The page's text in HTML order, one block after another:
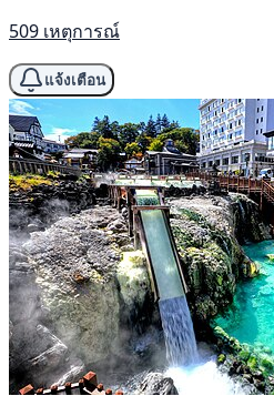
509 เหตุการณ์
แจ้งเตือน